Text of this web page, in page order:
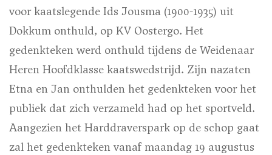
voor kaatslegende Ids Jousma (1900-1935) uit
Dokkum onthuld, op KV Oostergo. Het
gedenkteken werd onthuld tijdens de Weidenaar
Heren Hoofdklasse kaatswedstrijd. Zijn nazaten
Etna en Jan onthulden het gedenkteken voor het
publiek dat zich verzameld had op het sportveld.
Aangezien het Harddraverspark op de schop gaat
zal het gedenkteken vanaf maandag 19 augustus